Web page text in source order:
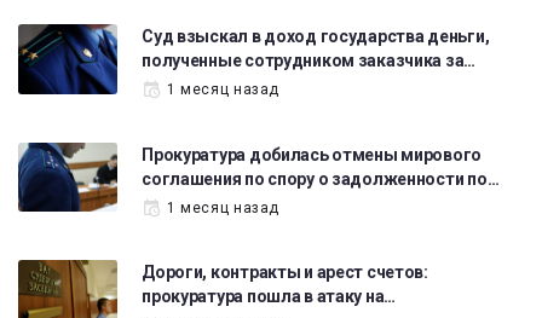
Суд взыскал в доход государства деньги,
полученные сотрудником заказчика за…
1 месяц назад
Прокуратура добилась отмены мирового
соглашения по спору о задолженности по…
1 месяц назад
Дороги, контракты и арест счетов:
прокуратура пошла в атаку на…